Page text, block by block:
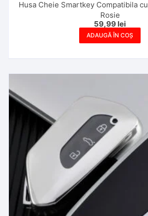
Husa Cheie Smartkey Compatibila
Rosie
59,99 lei
ADAUGĂ ÎN COȘ